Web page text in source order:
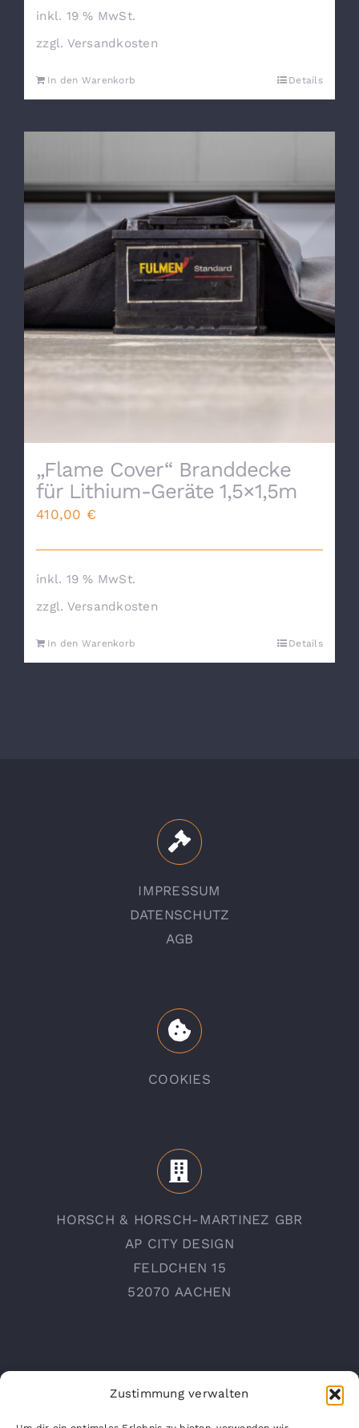
Zustimmung verwalten
inkl. 19 % MwSt.
zzgl. Versandkosten
In den Warenkorb Details
„Flame Cover“ Branddecke
für Lithium-Geräte 1,5×1,5m
410,00 €
inkl. 19 % MwSt.
zzgl. Versandkosten
In den Warenkorb Details
IMPRESSUM
DATENSCHUTZ
AGB
COOKIES
HORSCH & HORSCH-MARTINEZ GBR
AP CITY DESIGN
FELDCHEN 15
52070 AACHEN